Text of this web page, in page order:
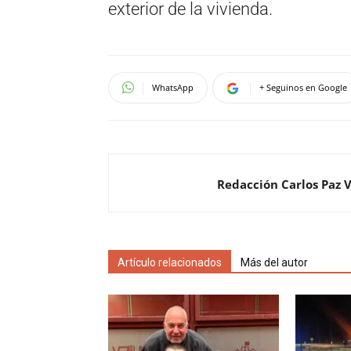
exterior de la vivienda.
WhatsApp + Seguinos en Google
Redacción Carlos Paz
Artículo relacionados Más del autor